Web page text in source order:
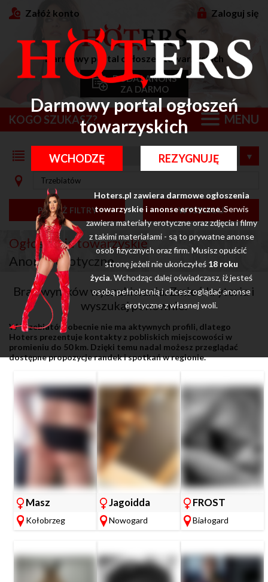
Darmowy portal ogłoszeń
towarzyskich
WCHODZĘ REZYGNUJĘ
Hoters.pl zawiera darmowe ogłoszenia
towarzyskie i anonse erotyczne.Serwis
zawiera materiały erotyczne oraz zdjęcia i filmy
z takimi materiałami - są to prywatne anonse
osob fizycznych oraz firm. Musisz opuścić
stronę jeżeli nie ukończyłeś 18 roku
życia. Wchodząc dalej oświadczasz, iż jesteś
osobą pełnoletnią i chcesz oglądać anonse
erotyczne z własnej woli.
Załóż konto Zaloguj się
Darmowy portal ogłoszeń towarzyskich
DODAJ ANONS
ZA DARMO
KOGO SZUKASZ? MENU
POKAŻ FILTRY WYSZUKAJ
Ogłoszenia towarzyskie
Anonse erotyczne
Brak wyników wyszukiwania. Zmień kryteria i
wyszukaj ponownie.
W Trzebiatów obecnie nie ma aktywnych profili, dlatego
Hoters prezentuje kontakty z pobliskich miejscowości w
promieniu do 50 km. Dzięki temu nadal możesz przeglądać
dostępne propozycje randek i spotkań w regionie.
Masz
Kołobrzeg
Jagoidda
Nowogard
FROST
Białogard